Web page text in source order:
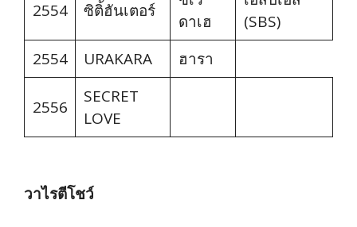
2554 ซิติ้ฮันเตอร์
ดาเฮ
(SBS)
2554
URAKARA ฮารา
2556
SECRET
LOVE
วาไรตีโชว์